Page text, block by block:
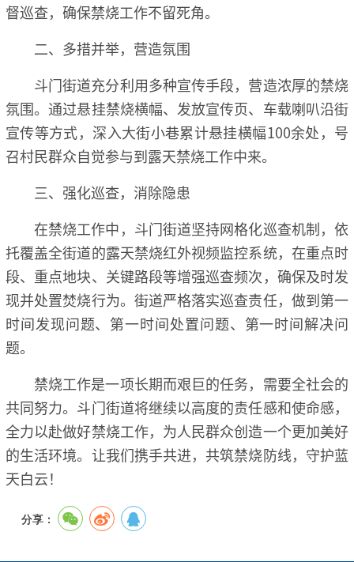
督巡查，确保禁烧工作不留死角。
二、多措并举，营造氛围
斗门街道充分利用多种宣传手段，营造浓厚的禁烧
氛围。通过悬挂禁烧横幅、发放宣传页、车载喇叭沿街
宣传等方式，深入大街小巷累计悬挂横幅100余处，号
召村民群众自觉参与到露天禁烧工作中来。
三、强化巡查，消除隐患
在禁烧工作中，斗门街道坚持网格化巡查机制，依
托覆盖全街道的露天禁烧红外视频监控系统，在重点时
段、重点地块、关键路段等增强巡查频次，确保及时发
现并处置焚烧行为。街道严格落实巡查责任，做到第一
时间发现问题、第一时间处置问题、第一时间解决问
题。
禁烧工作是一项长期而艰巨的任务，需要全社会的
共同努力。斗门街道将继续以高度的责任感和使命感，
全力以赴做好禁烧工作，为人民群众创造一个更加美好
的生活环境。让我们携手共进，共筑禁烧防线，守护蓝
天白云！
分享：